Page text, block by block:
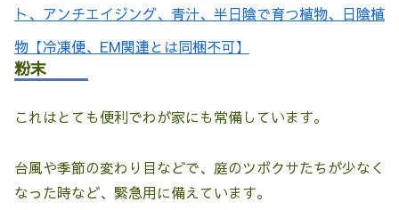
ト、アンチエイジング、青汁、半日陰で育つ植物、日陰植
物【冷凍便、EM関連とは同梱不可】
粉末
これはとても便利でわが家にも常備しています。
台風や季節の変わり目などで、庭のツボクサたちが少なく
なった時など、緊急用に備えています。